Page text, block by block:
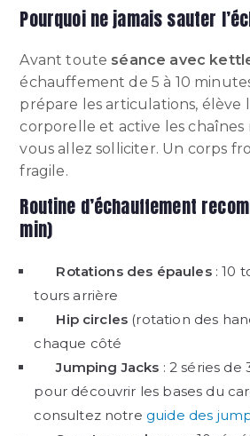
Pourquoi ne jamais sauter
Avant toute séance avec
échauffement de 5 à 10
prépare les articulations, élève
corporelle et active les chaînes
vous allez solliciter. Un corps
fragile.
Routine d’échauffement
min)
Rotations des épaules: 10
tours arrière
Hip circles (rotation des
chaque côté
Jumping Jacks : 2 séries
pour découvrir les bases du
consultez notre guide des